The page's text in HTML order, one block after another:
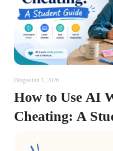
BlogueJun 1, 2026
How to Use AI
Cheating: A